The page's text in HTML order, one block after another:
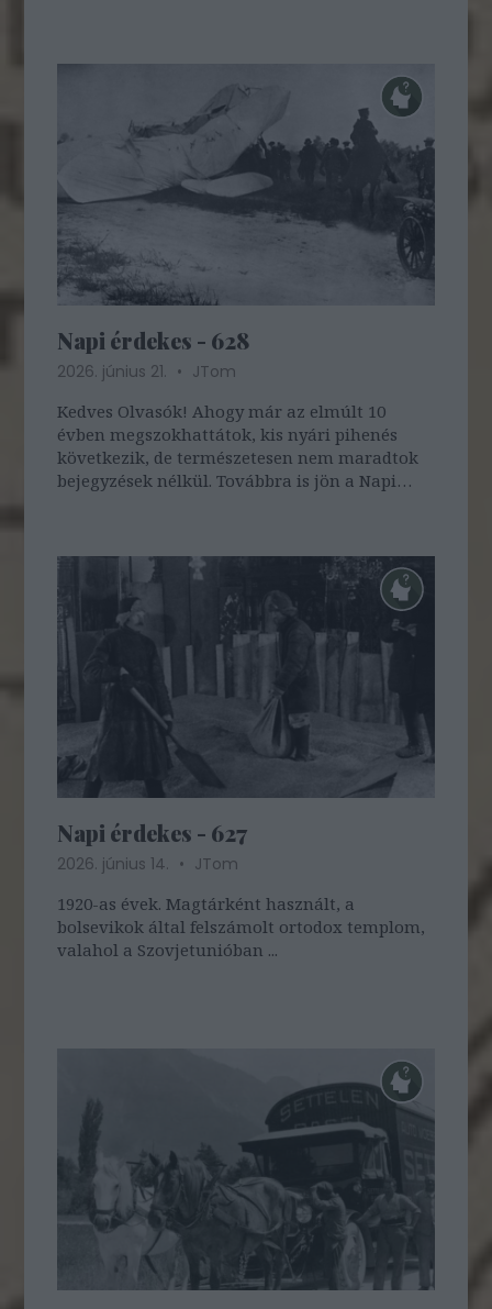
Napi érdekes - 628
2026. június 21.
JTom
Kedves Olvasók! Ahogy már az elmúlt 10
évben megszokhattátok, kis nyári pihenés
következik, de természetesen nem maradtok
bejegyzések nélkül. Továbbra is jön a Napi
Napi érdekes - 627
2026. június 14.
JTom
1920-as évek. Magtárként használt, a
bolsevikok által felszámolt ortodox templom,
valahol a Szovjetunióban ...